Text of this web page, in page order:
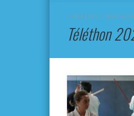
CURRENTLY
Téléthon